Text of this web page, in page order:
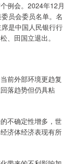
例会。2024年12月
员会委员名单。名
是中国人民银行行
、田国立退出。
前外部环境更趋复
落趋势但仍具粘
不确定性增多，世
济体经济表现有所